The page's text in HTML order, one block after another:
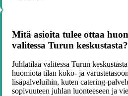
Mitä asioita tulee ottaa
valitessa Turun keskustasta?
Juhlatilaa valitessa Turun
huomiota tilan koko- ja
lisäpalveluihin, kuten catering-
sopivuuteen juhlan luonteeseen ja